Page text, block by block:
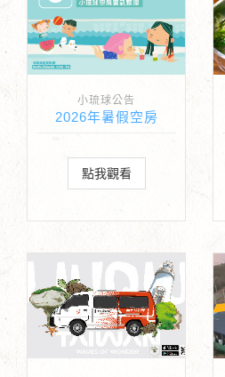
小琉球公告
2026年暑假空房
點我觀看